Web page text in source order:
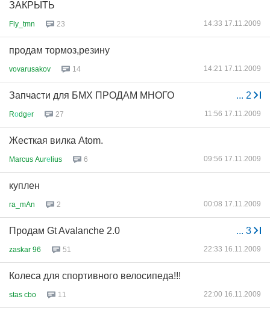
ЗАКРЫТЬ
Fly_tmn 23 14:33 17.11.2009
продам тормоз,резину
vovarusakov 14 14:21 17.11.2009
... 2
Запчасти для БМХ ПРОДАМ МНОГО
Rоdgеr 27 11:56 17.11.2009
Жесткая вилка Atom.
Marcus Aurеlius 6 09:56 17.11.2009
куплен
ra_mAn 2 00:08 17.11.2009
... 3
Продам Gt Avalanche 2.0
zaskar 96 51 22:33 16.11.2009
Колеса для спортивного велосипеда!!!
stas cbo 11 22:00 16.11.2009